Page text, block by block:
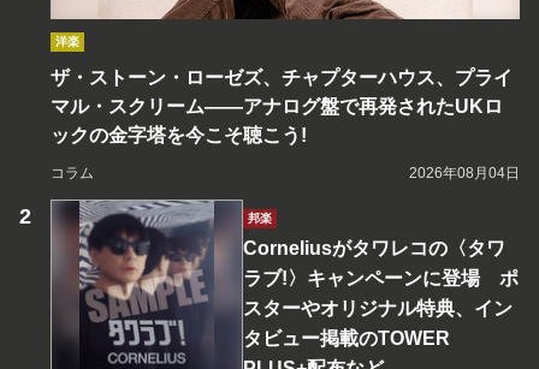
洋楽
ザ・ストーン・ローゼズ、チャプターハウス、プライ
マル・スクリーム――アナログ盤で再発されたUKロ
ックの金字塔を今こそ聴こう!
コラム 2026年08月04日
邦楽
Corneliusがタワレコの〈タワ
ラブ!〉キャンペーンに登場 ポ
スターやオリジナル特典、イン
タビュー掲載のTOWER